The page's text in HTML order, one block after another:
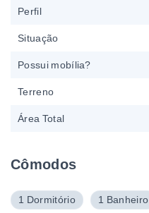
Cômodos
1 Dormitório 1 Banheiro
Perfil
Situação
Possui mobília?
Terreno
Área Total